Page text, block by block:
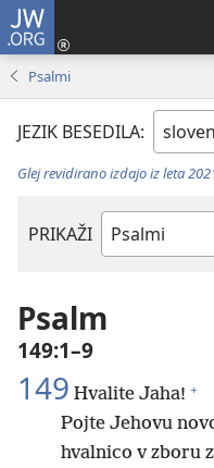
JW.ORG
Psalmi
JEZIK BESEDILA:
Glej revidirano izdajo iz leta
PRIKAŽI
Po
Psalm
149:1–9
149 Hvalite Jaha! +
Pojte Jehovu
hvalnico v zboru